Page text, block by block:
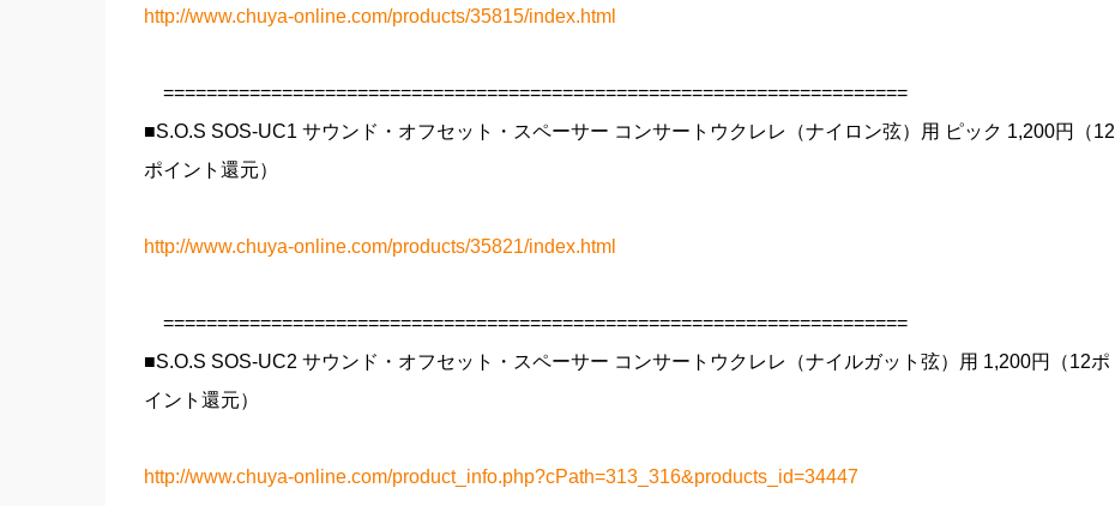
http://www.chuya-online.com/products/35815/index.html
=====================================================================
■S.O.S SOS-UC1 サウンド・オフセット・スペーサー コンサートウクレレ（ナイロン弦）用 ピック 1,200円（12
ポイント還元）
http://www.chuya-online.com/products/35821/index.html
=====================================================================
■S.O.S SOS-UC2 サウンド・オフセット・スペーサー コンサートウクレレ（ナイルガット弦）用 1,200円（12ポ
イント還元）
http://www.chuya-online.com/product_info.php?cPath=313_316&products_id=34447